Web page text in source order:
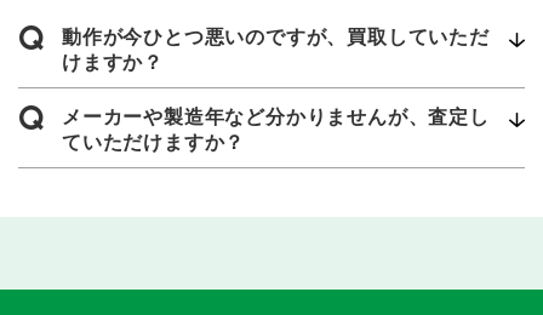
Q
動作が今ひとつ悪いのですが、買取していただ
けますか？
Q
メーカーや製造年など分かりませんが、査定し
ていただけますか？